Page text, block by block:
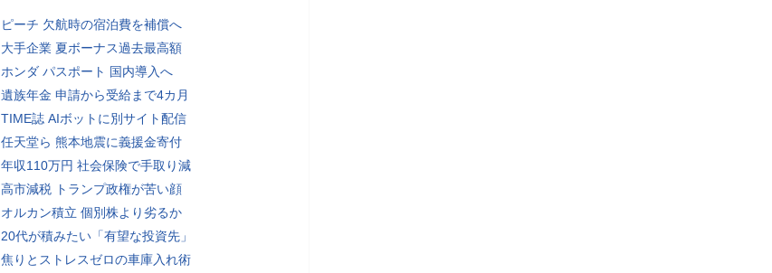
ピーチ 欠航時の宿泊費を補償へ
大手企業 夏ボーナス過去最高額
ホンダ パスポート 国内導入へ
遺族年金 申請から受給まで4カ月
TIME誌 AIボットに別サイト配信
任天堂ら 熊本地震に義援金寄付
年収110万円 社会保険で手取り減
高市減税 トランプ政権が苦い顔
オルカン積立 個別株より劣るか
20代が積みたい「有望な投資先」
焦りとストレスゼロの車庫入れ術